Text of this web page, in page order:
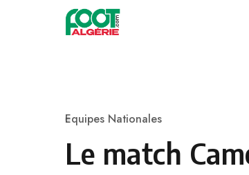
Skip to content
Category
Equipes Nationales
Le match